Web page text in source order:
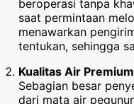
beroperasi tanpa
saat permintaan
menawarkan
tentukan, sehingga
Kualitas Air Premium
Sebagian besar
dari mata air